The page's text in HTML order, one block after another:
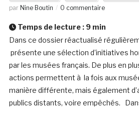
par Nine Boutin 0 commentaire
Temps de lecture : 9 min
Dans ce dossier réactualisé
présente une sélection d’initiatives
par les musées français. De plus en
actions permettent à la fois aux
manière différente, mais également
publics distants, voire empêchés.